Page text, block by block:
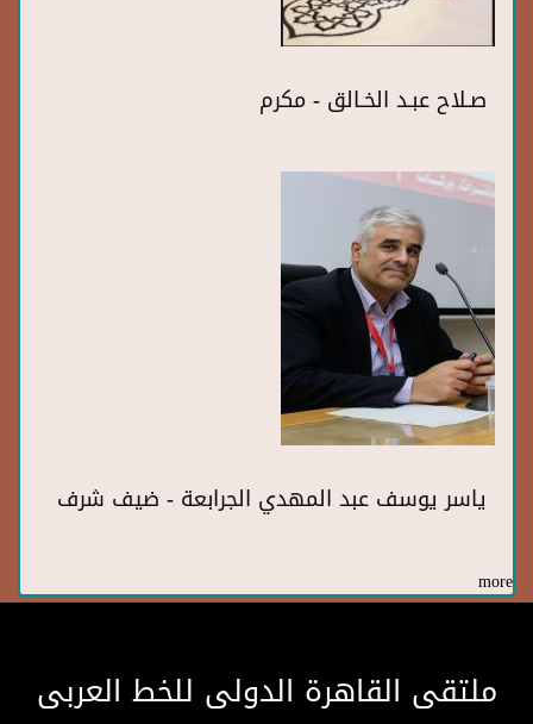
صـلاح عبـد الخـالق - مكرم
ياسر يوسف عبد المهدي الجرابعة - ضيف شرف
more
ملتقى القاهرة الدولى للخط العربى